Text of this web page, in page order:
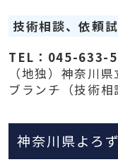
技術相談、依頼
TEL：045-633-
（地独）神奈川
ブランチ（技術相
神奈川県よろ